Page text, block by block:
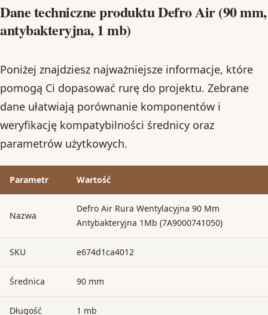
Dane techniczne produktu Defro Air (90 mm,
antybakteryjna, 1 mb)
Poniżej znajdziesz najważniejsze informacje, które
pomogą Ci dopasować rurę do projektu. Zebrane
dane ułatwiają porównanie komponentów i
weryfikację kompatybilności średnicy oraz
parametrów użytkowych.
Parametr Wartość
Nazwa
Defro Air Rura Wentylacyjna 90 Mm
Antybakteryjna 1Mb (7A9000741050)
SKU e674d1ca4012
Średnica 90 mm
Długość 1 mb